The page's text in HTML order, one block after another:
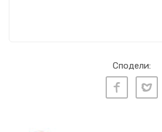
Сподели: